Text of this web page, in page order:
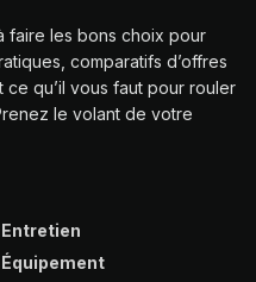
faire les bons choix pour
comparatifs d’offres
qu’il vous faut pour rouler
le volant de votre
Entretien
Équipement